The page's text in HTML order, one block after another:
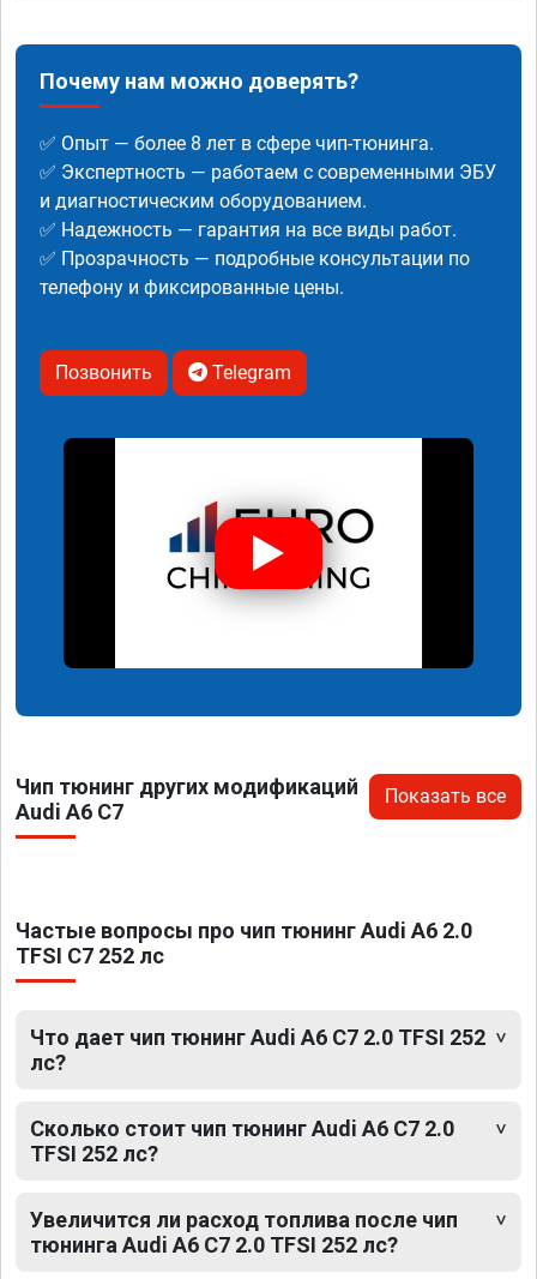
Почему нам можно доверять?
✅ Опыт — более 8 лет в сфере чип-тюнинга.
✅ Экспертность — работаем с современными ЭБУ
и диагностическим оборудованием.
✅ Надежность — гарантия на все виды работ.
✅ Прозрачность — подробные консультации по
телефону и фиксированные цены.
Позвонить Telegram
Чип тюнинг других модификаций
Audi A6 C7
Показать все
Частые вопросы про чип тюнинг Audi A6 2.0
TFSI C7 252 лс
Что дает чип тюнинг Audi A6 C7 2.0 TFSI 252
лс?
Сколько стоит чип тюнинг Audi A6 C7 2.0
TFSI 252 лс?
Увеличится ли расход топлива после чип
тюнинга Audi A6 C7 2.0 TFSI 252 лс?